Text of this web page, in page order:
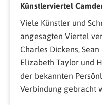
Künstlerviertel
Viele Künstler und
angesagten Viertel
Charles Dickens,
Elizabeth Taylor und
der bekannten
Verbindung gebracht